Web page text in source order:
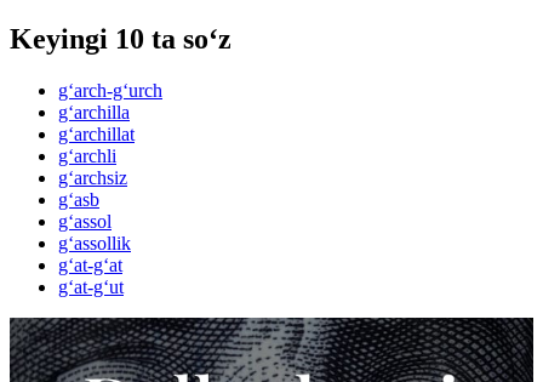
Keyingi 10 ta so‘z
g‘arch-g‘urch
g‘archilla
g‘archillat
g‘archli
g‘archsiz
g‘asb
g‘assol
g‘assollik
g‘at-g‘at
g‘at-g‘ut